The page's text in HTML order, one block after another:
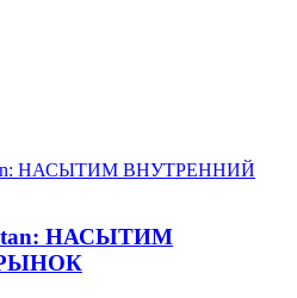
НАСЫТИМ